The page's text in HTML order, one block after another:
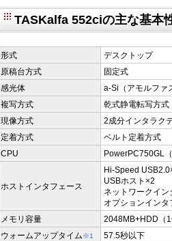
TASKalfa 552ciの主な基本
形式
デスクトップ
原稿台方式
固定式
感光体
a-Si（アモルファ
複写方式
乾式静電転写方
現像方式
2成分インタラク
定着方式
ベルト定着方式
CPU
PowerPC750GL
ホストインタフェース
Hi-Speed
USBホスト×2
ネットワークイ
オプションイン
メモリ容量
2048MB+HDD（
ウォームアップタイム※1
57.5秒以下